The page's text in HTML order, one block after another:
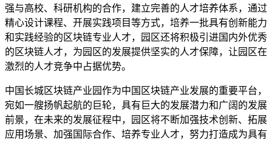
强与高校、科研机构的合作，建立完善的人才培养体系，通过
精心设计课程、开展实践项目等方式，培养一批具有创新能力
和实践经验的区块链专业人才，园区还将积极引进国内外优秀
的区块链人才，为园区的发展提供坚实的人才保障，让园区在
激烈的人才竞争中占据优势。
中国长城区块链产业园作为中国区块链产业发展的重要平台，
宛如一艘扬帆起航的巨轮，具有巨大的发展潜力和广阔的发展
前景，在未来的发展征程中，园区将不断加强技术创新、拓展
应用场景、加强国际合作、培养专业人才，努力打造成为具有